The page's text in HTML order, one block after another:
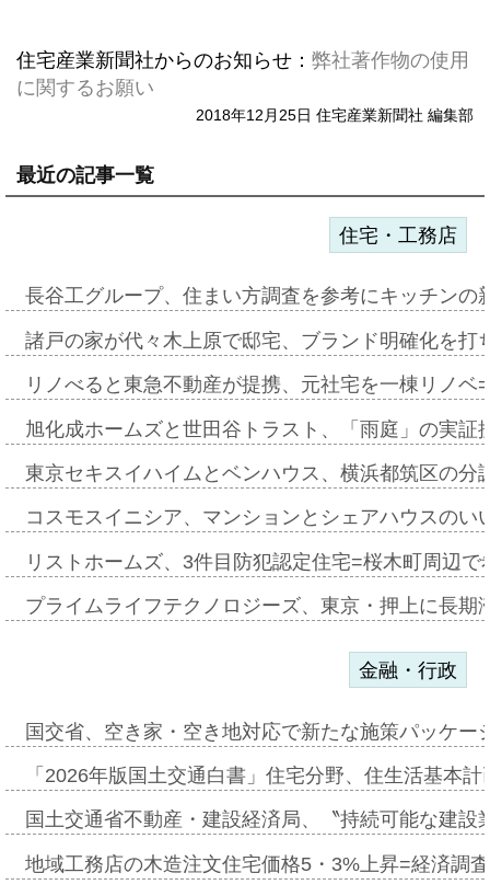
住宅産業新聞社からのお知らせ： 弊社著作物の使用
に関するお願い
2018年12月25日 住宅産業新聞社 編集部
最近の記事一覧
住宅・工務店
長谷工グループ、住まい方調査を参考にキッチン
諸戸の家が代々木上原で邸宅、ブランド明確化を
リノべると東急不動産が提携、元社宅を一棟リノ
旭化成ホームズと世田谷トラスト、「雨庭」の実
東京セキスイハイムとベンハウス、横浜都筑区の
コスモスイニシア、マンションとシェアハウスの
リストホームズ、3件目防犯認定住宅=桜木町周辺
プライムライフテクノロジーズ、東京・押上に長
金融・行政
国交省、空き家・空き地対応で新たな施策パッケ
「2026年版国土交通白書」住宅分野、住生活基本
国土交通省不動産・建設経済局、〝持続可能な建
地域工務店の木造注文住宅価格5・3%上昇=経済調